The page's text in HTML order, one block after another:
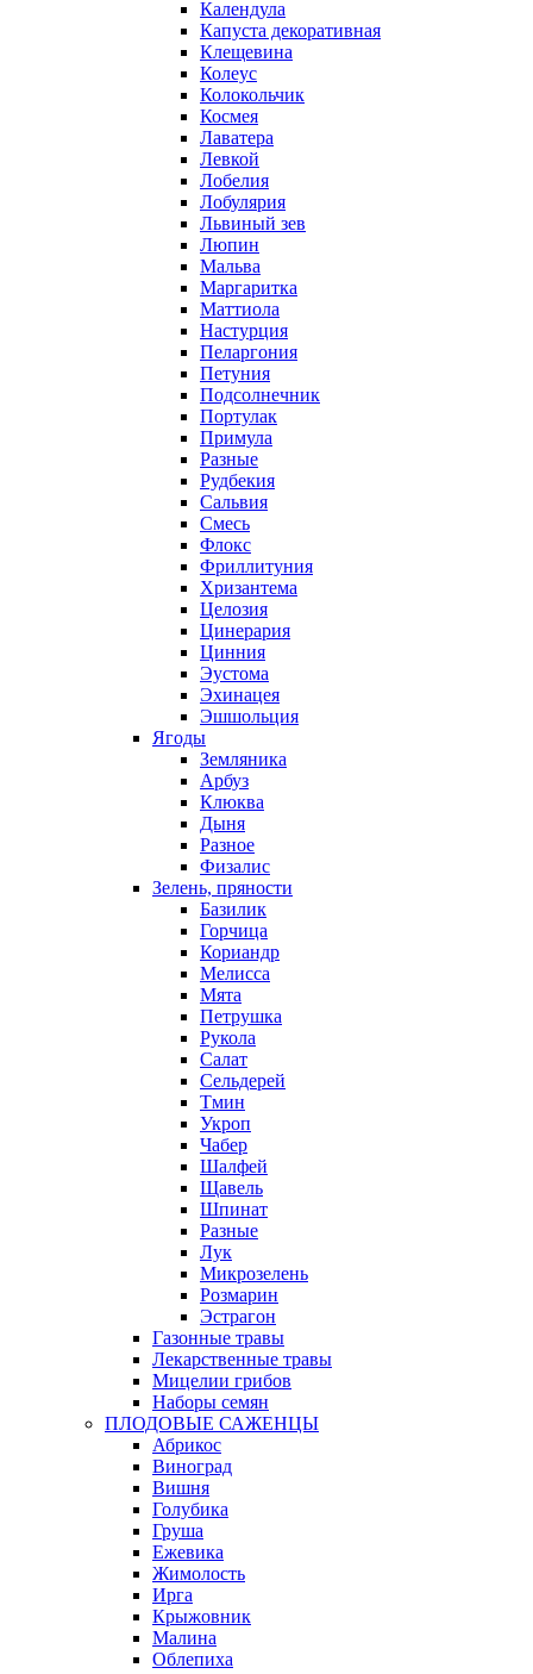
Календула
Капуста декоративная
Клещевина
Колеус
Колокольчик
Космея
Лаватера
Левкой
Лобелия
Лобулярия
Львиный зев
Люпин
Мальва
Маргаритка
Маттиола
Настурция
Пеларгония
Петуния
Подсолнечник
Портулак
Примула
Разные
Рудбекия
Сальвия
Смесь
Флокс
Фриллитуния
Хризантема
Целозия
Цинерария
Цинния
Эустома
Эхинацея
Эшшольция
Ягоды
Земляника
Арбуз
Клюква
Дыня
Разное
Физалис
Зелень, пряности
Базилик
Горчица
Кориандр
Мелисса
Мята
Петрушка
Рукола
Салат
Сельдерей
Тмин
Укроп
Чабер
Шалфей
Щавель
Шпинат
Разные
Лук
Микрозелень
Розмарин
Эстрагон
Газонные травы
Лекарственные травы
Мицелии грибов
Наборы семян
ПЛОДОВЫЕ САЖЕНЦЫ
Абрикос
Виноград
Вишня
Голубика
Груша
Ежевика
Жимолость
Ирга
Крыжовник
Малина
Облепиха